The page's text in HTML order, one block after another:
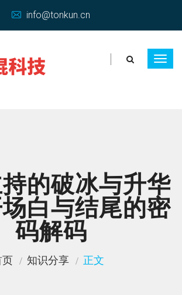
info@tonkun.cn
的破冰与升华
白与结尾的密
码解码
页 知识分享 正文